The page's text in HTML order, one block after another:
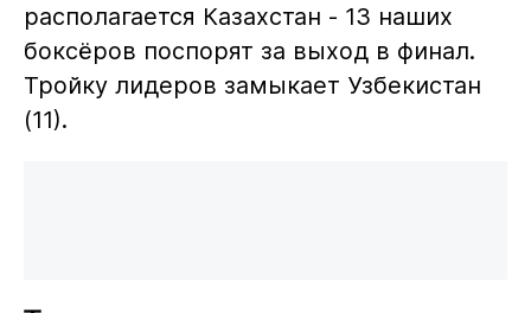
располагается Казахстан - 13 наших
боксёров поспорят за выход в финал.
Тройку лидеров замыкает Узбекистан
(11).